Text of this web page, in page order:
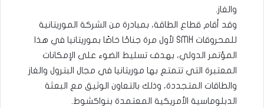
والغاز.
وقد أقام قطاع الطاقة، بمبادرة من الشركة الموريتانية
للمحروقات SMH لأول مرة جناحًا خاصًا بموريتانيا في هذا
المؤتمر الدولي، بهدف تسليط الضوء على الإمكانات
المعتبرة التي تتمتع بها موريتانيا في مجال البترول والغاز
والطاقات المتجددة، وذلك بالتعاون الوثيق مع البعثة
الدبلوماسية الأمريكية المعتمدة بنواكشوط.